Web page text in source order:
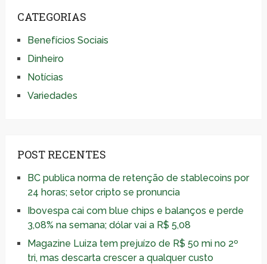
CATEGORIAS
Benefícios Sociais
Dinheiro
Notícias
Variedades
POST RECENTES
BC publica norma de retenção de stablecoins por
24 horas; setor cripto se pronuncia
Ibovespa cai com blue chips e balanços e perde
3,08% na semana; dólar vai a R$ 5,08
Magazine Luiza tem prejuízo de R$ 50 mi no 2º
tri, mas descarta crescer a qualquer custo